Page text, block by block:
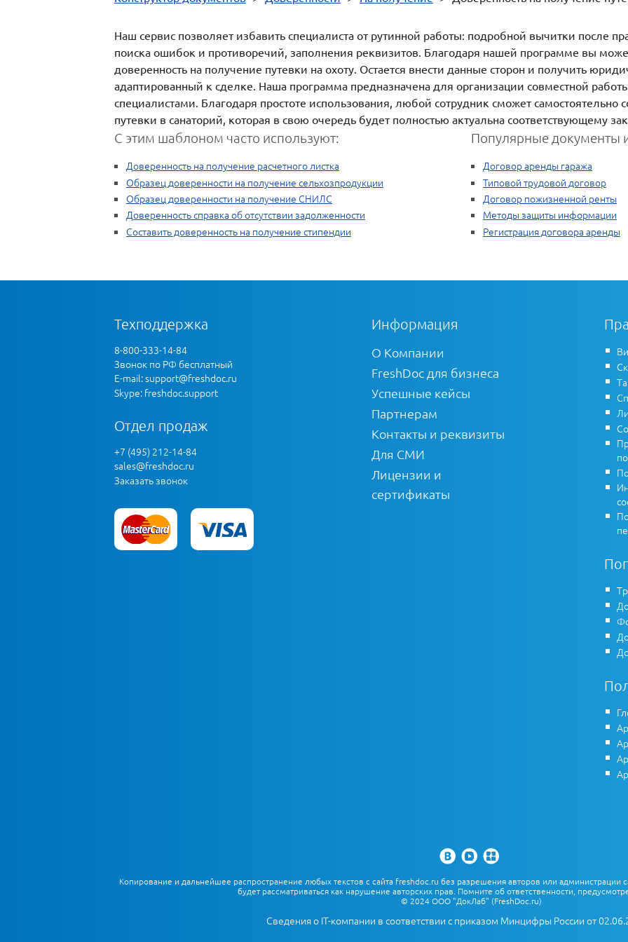
Наш сервис позволяет избавить специалиста от рутинной работы: подробной вычитки после
поиска ошибок и противоречий, заполнения реквизитов. Благодаря нашей программе вы
доверенность на получение путевки на охоту. Остается внести данные сторон и получить
адаптированный к сделке. Наша программа предназначена для организации совместной
специалистами. Благодаря простоте использования, любой сотрудник сможет самостоятельно
путевки в санаторий, которая в свою очередь будет полностью актуальна соответствующему
С этим шаблоном часто используют:
Доверенность на получение расчетного листка
Образец доверенности на получение сельхозпродукции
Образец доверенности на получение СНИЛС
Доверенность справка об отсутствии задолженности
Составить доверенность на получение стипендии
Популярные документы
Договор аренды гаража
Типовой трудовой договор
Договор пожизненной ренты
Методы защиты информации
Регистрация договора аренды
Техподдержка
8-800-333-14-84
Звонок по РФ бесплатный
E-mail:support@freshdoc.ru
Skype: freshdoc.support
Отдел продаж
+7 (495) 212-14-84
sales@freshdoc.ru
Заказать звонок
Информация
О Компании
FreshDoc для бизнеса
Успешные кейсы
Партнерам
Контакты и реквизиты
Для СМИ
Лицензии и
сертификаты
Копирование и дальнейшее распространение любых текстов с сайта freshdoc.ru без разрешения авторов или администрации
будет рассматриваться как нарушение авторских прав. Помните об ответственности,
© 2024 ООО "ДокЛаб" (FreshDoc.ru)
Сведения о IT-компании в соответствии с приказом Минцифры России от